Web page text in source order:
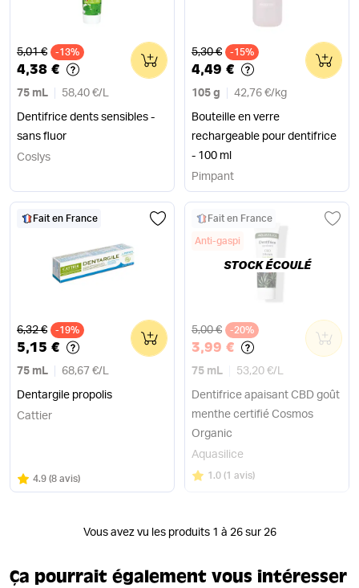
Ancien prix
5,01 € -13%
4,38 €
75 mL 58,40 €/ L
Dentifrice dents sensibles -
sans fluor
0
Coslys
Ancien prix
5,30 € -15%
4,49 €
105 g 42,76 €/ kg
Bouteille en verre
rechargeable pour dentifrice
- 100 ml
0
Pimpant
Fait en France
Ancien prix
6,32 € -19%
5,15 €
75 mL 68,67 €/ L
Dentargile propolis
0
Cattier
Note
4.9 sur 5
(8 avis)
Fait en France
Anti-gaspi
Ancien prix
5,00 € -20%
3,99 €
75 mL 53,20 €/ L
Dentifrice apaisant CBD goût
menthe certifié Cosmos
Organic
0
Aquasilice
Note
1.0 sur 5
(1 avis)
STOCK ÉCOULÉ
Vous avez vu les produits 1 à 26 sur 26
Ça pourrait également vous intéresser